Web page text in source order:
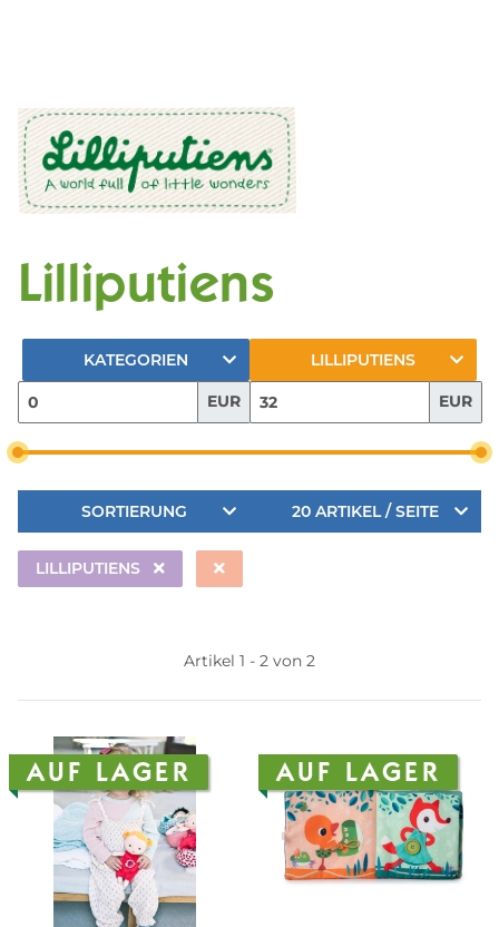
Lilliputiens
KATEGORIEN LILLIPUTIENS
EUR EUR
SORTIERUNG 20 ARTIKEL / SEITE
LILLIPUTIENS
Artikel 1 - 2 von 2
AUF LAGER AUF LAGER